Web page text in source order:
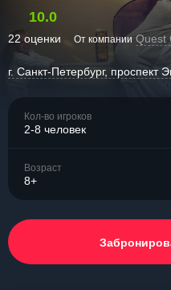
10.0
22 оценки От компании Quest
г. Санкт-Петербург, проспект
Кол-во игроков
2-8 человек
Возраст
8+